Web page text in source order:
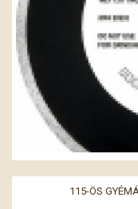
115-ÖS